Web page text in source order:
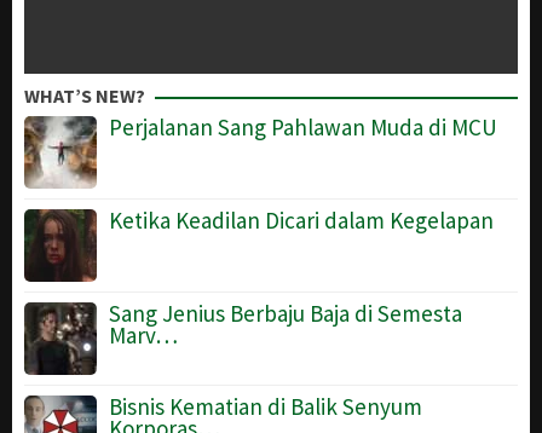
WHAT’S NEW?
Perjalanan Sang Pahlawan Muda di MCU
Ketika Keadilan Dicari dalam Kegelapan
Sang Jenius Berbaju Baja di Semesta
Marv…
Bisnis Kematian di Balik Senyum